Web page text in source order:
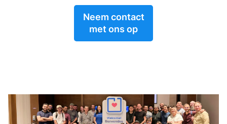
Neem contact
met ons op